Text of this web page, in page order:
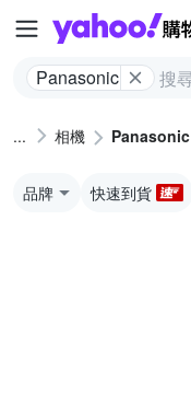
Panasonic
相機 Panasonic
品牌 快速到貨